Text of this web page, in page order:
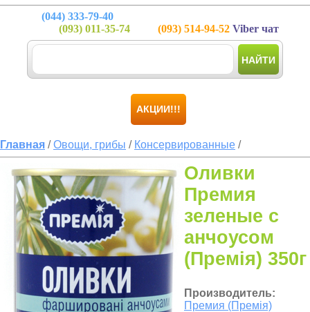
(044) 333-79-40
(093) 011-35-74 (093) 514-94-52 Viber чат
НАЙТИ
АКЦИИ!!!
Главная /Овощи, грибы / Консервированные /
Оливки
Премия
зеленые с
анчоусом
(Премія) 350г
Производитель:
Премия (Премія)